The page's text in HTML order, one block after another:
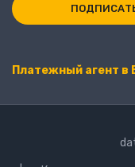
Платежный агент в